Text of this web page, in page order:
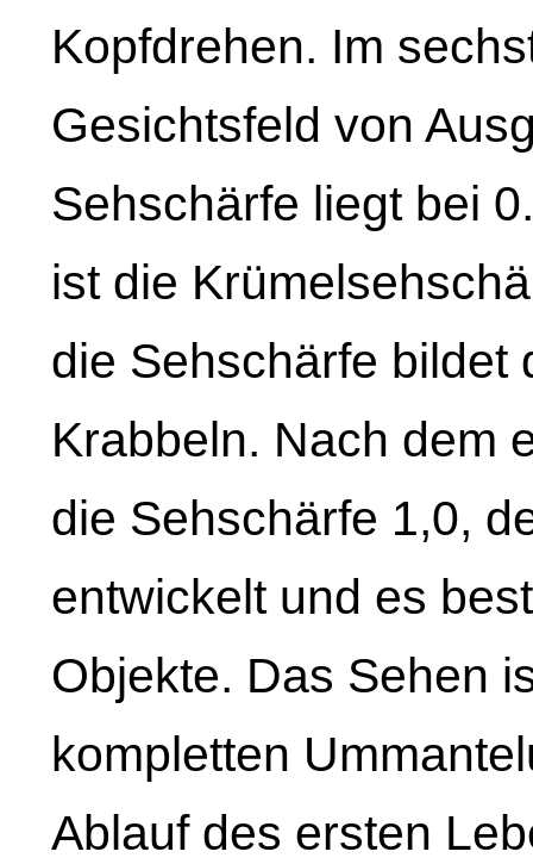
Kopfdrehen. Im
Gesichtsfeld von
Sehschärfe liegt bei
ist die
die Sehschärfe bildet
Krabbeln. Nach dem
die Sehschärfe 1,0,
entwickelt und es
Objekte. Das Sehen
kompletten
Ablauf des ersten